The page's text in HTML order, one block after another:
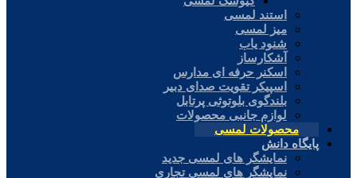
استند لمسی
میز لمسی
شنود یاب
آشکارساز
اسکنر حرفه ای مدارس
اسپیکر تقویت صدای دبیر
بلندگوی بلوتوثی پرتابل
لوازم جانبی محصولات
محصولات لمسی
پایگاه دانش
نمایشگر های لمسی جدید
نمایشگر های لمسی تجاری